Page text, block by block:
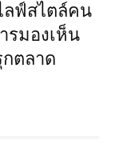
ลฟ์สไตล์คน
รมองเห็น
ตลาด